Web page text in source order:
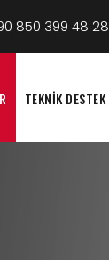
850 399 48 28
TEKNİK DESTEK